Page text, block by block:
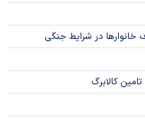
خانوار‌ها در شرایط جنگی